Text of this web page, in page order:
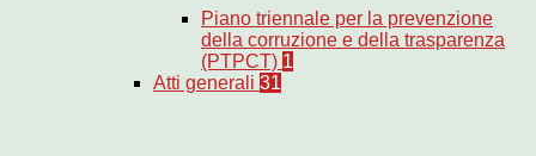
Piano triennale per la prevenzione
della corruzione e della trasparenza
(PTPCT) 1
Atti generali 31